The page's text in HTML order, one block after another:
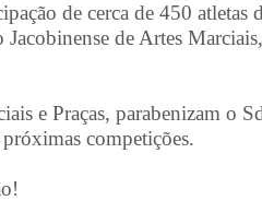
de cerca de 450 atletas
de Artes
e Praças, parabenizam o
competições.